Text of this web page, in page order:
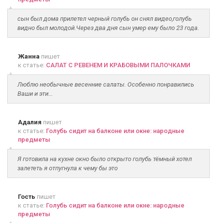
сын был дома прилетел черный голубь он снял видео,голубь
видно был молодой.Через два дня сын умер ему было 23 года.
Жанна пишет
к статье: САЛАТ С РЕВЕНЕМ И КРАБОВЫМИ ПАЛОЧКАМИ
Люблю необычные весенние салаты. Особенно понравились
Ваши и эти...
Адалия пишет
к статье: Голубь сидит на балконе или окне: народные
предметы
Я готовила на кухне окно было открыто голубь тёмный хотел
залететь я отпугнула к чему бы это
Гость пишет
к статье: Голубь сидит на балконе или окне: народные
предметы